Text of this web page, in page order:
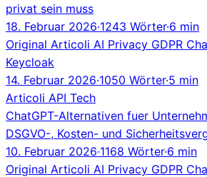
privat sein muss
18. Februar 2026·1243 Wörter·6 min
Original Articoli AI Privacy GDPR
Keycloak
14. Februar 2026·1050 Wörter·5 min
Articoli API Tech
ChatGPT-Alternativen fuer
DSGVO-, Kosten- und
10. Februar 2026·1168 Wörter·6 min
Original Articoli AI Privacy GDPR